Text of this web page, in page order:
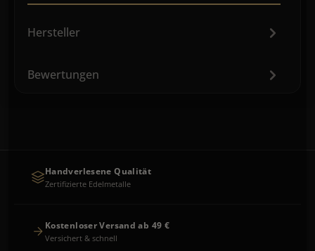
Hersteller
Bewertungen
Handverlesene Qualität
Zertifizierte Edelmetalle
Kostenloser Versand ab 49 €
Versichert & schnell